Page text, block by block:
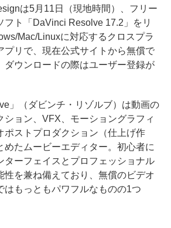
は5月11日（現地時間）、フリー
フト「DaVinci Resolve 17.2」をリ
Mac/Linuxに対応するクロスプラ
プリで、現在公式サイトから無償で
ダウンロードの際はユーザー登録が
」（ダビンチ・リゾルブ）は動画の
ション、VFX、モーショングラフィ
ポストプロダクション（仕上げ作
めたムービーエディター。初心者に
ターフェイスとプロフェッショナル
性を兼ね備えており、無償のビデオ
はもっともパワフルなものの1つ